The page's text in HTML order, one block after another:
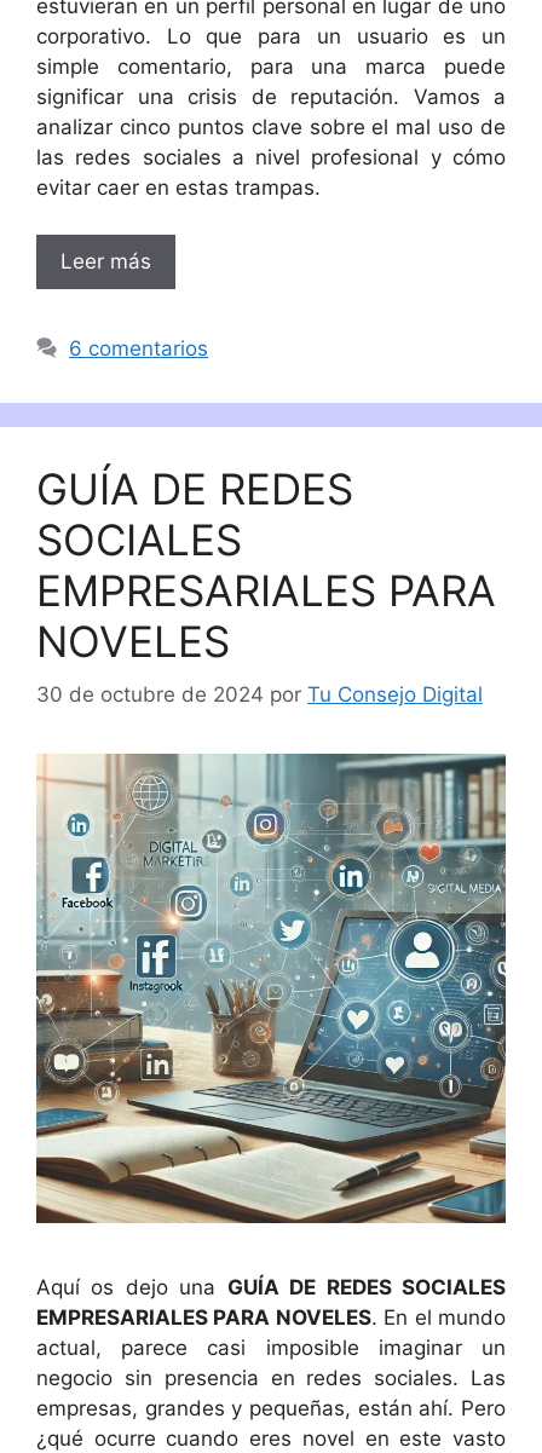
estuvieran en un perfil personal en lugar de uno
corporativo. Lo que para un usuario es un
simple comentario, para una marca puede
significar una crisis de reputación. Vamos a
analizar cinco puntos clave sobre el mal uso de
las redes sociales a nivel profesional y cómo
evitar caer en estas trampas.
Leer más
6 comentarios
GUÍA DE REDES
SOCIALES
EMPRESARIALES PARA
NOVELES
30 de octubre de 2024 por Tu Consejo Digital
Aquí os dejo una GUÍA DE REDES SOCIALES
EMPRESARIALES PARA NOVELES. En el mundo
actual, parece casi imposible imaginar un
negocio sin presencia en redes sociales. Las
empresas, grandes y pequeñas, están ahí. Pero
¿qué ocurre cuando eres novel en este vasto